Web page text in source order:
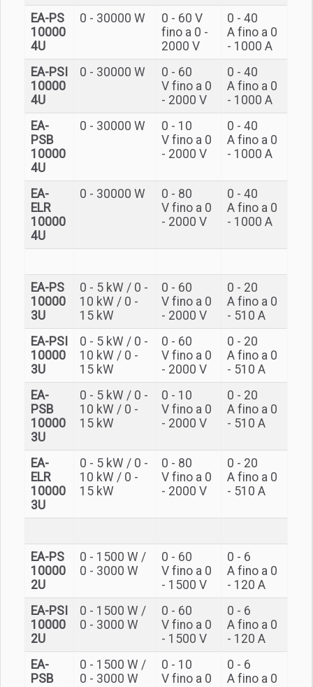
EA-PS
10000
4U
0 - 30000 W
0 - 60 V
fino a 0 -
2000 V
0 - 40
A fino a 0
- 1000 A
EA-PSI
10000
4U
0 - 30000 W
0 - 60
V fino a 0
- 2000 V
0 - 40
A fino a 0
- 1000 A
EA-
PSB
10000
4U
0 - 30000 W
0 - 10
V fino a 0
- 2000 V
0 - 40
A fino a 0
- 1000 A
EA-
ELR
10000
4U
0 - 30000 W
0 - 80
V fino a 0
- 2000 V
0 - 40
A fino a 0
- 1000 A
EA-PS
10000
3U
0 - 5 kW / 0 -
10 kW / 0 -
15 kW
0 - 60
V fino a 0
- 2000 V
0 - 20
A fino a 0
- 510 A
EA-PSI
10000
3U
0 - 5 kW / 0 -
10 kW / 0 -
15 kW
0 - 60
V fino a 0
- 2000 V
0 - 20
A fino a 0
- 510 A
EA-
PSB
10000
3U
0 - 5 kW / 0 -
10 kW / 0 -
15 kW
0 - 10
V fino a 0
- 2000 V
0 - 20
A fino a 0
- 510 A
EA-
ELR
10000
3U
0 - 5 kW / 0 -
10 kW / 0 -
15 kW
0 - 80
V fino a 0
- 2000 V
0 - 20
A fino a 0
- 510 A
EA-PS
10000
2U
0 - 1500 W /
0 - 3000 W
0 - 60
V fino a 0
- 1500 V
0 - 6
A fino a 0
- 120 A
EA-PSI
10000
2U
0 - 1500 W /
0 - 3000 W
0 - 60
V fino a 0
- 1500 V
0 - 6
A fino a 0
- 120 A
EA-
PSB
0 - 1500 W /
0 - 3000 W
0 - 10
V fino a 0
0 - 6
A fino a 0